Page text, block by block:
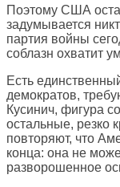
Поэтому США
задумывается
партия войны
соблазн охватит
Есть
демократов,
Кусинич, фигура
остальные, резко
повторяют, что
конца: она не
разворошенное